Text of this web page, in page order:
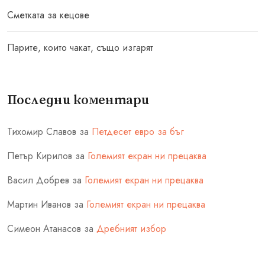
Сметката за кецове
Парите, които чакат, също изгарят
Последни коментари
Тихомир Славов за Петдесет евро за бъг
Петър Кирилов за Големият екран ни прецаква
Васил Добрев за Големият екран ни прецаква
Мартин Иванов за Големият екран ни прецаква
Симеон Атанасов за Дребният избор